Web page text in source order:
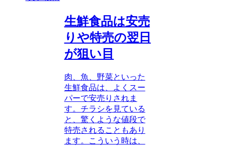
生鮮食品は安売
りや特売の翌日
が狙い目
肉、魚、野菜といった
生鮮食品は、よくスー
パーで安売りされま
す。チラシを見ている
と、驚くような値段で
特売されることもあり
ます。こういう時は、